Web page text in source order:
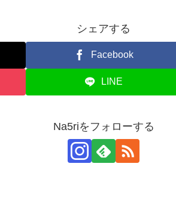
シェアする
Facebook
LINE
Na5riをフォローする